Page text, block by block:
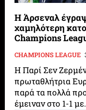
Η Άρσεναλ
χαμηλότερη
Champions
CHAMPIONS LEAGUE
Η Παρί Σεν
πρωταθλήτρια
παρά τα πολλά
έμειναν στο 1-1